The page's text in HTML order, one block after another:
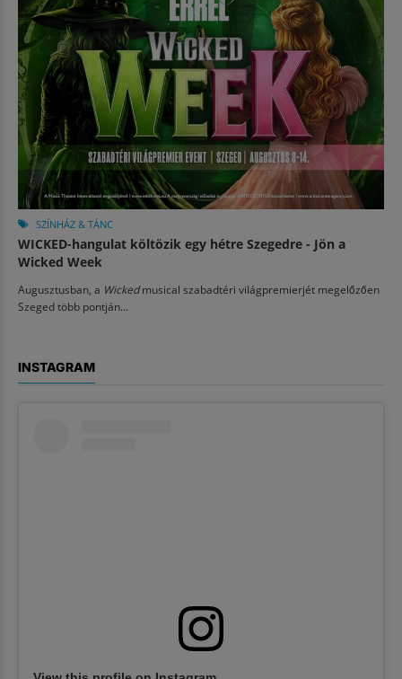
SZÍNHÁZ & TÁNC
WICKED-hangulat költözik egy hétre Szegedre - Jön a
Wicked Week
Augusztusban, a Wickedmusical szabadtéri világpremierjét megelőzően
Szeged több pontján...
INSTAGRAM